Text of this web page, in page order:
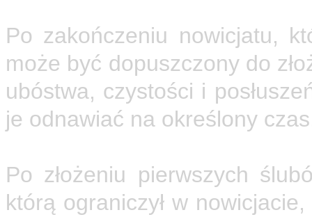
Po zakończeniu nowicjatu,
może być dopuszczony do
ubóstwa, czystości i
je odnawiać na określony
Po złożeniu pierwszych
którą ograniczył w